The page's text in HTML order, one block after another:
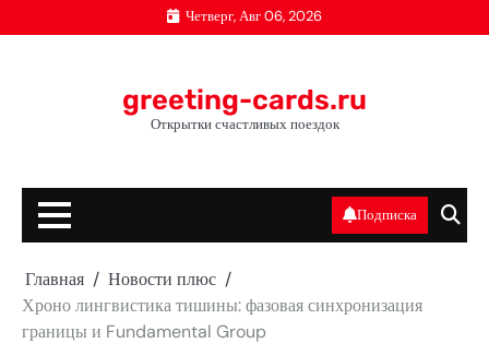
к
Четверг, Авг 06, 2026
greeting-cards.ru
Открытки счастливых поездок
Подписка
Главная
Новости плюс
Хроно лингвистика тишины: фазовая синхронизация
границы и Fundamental Group